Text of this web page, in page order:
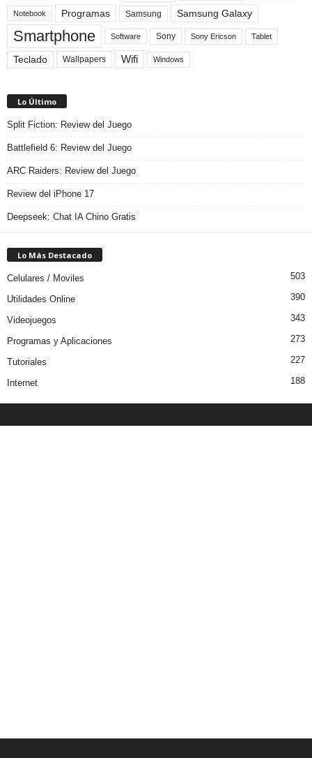
Notebook Programas Samsung Samsung Galaxy
Smartphone Software Sony Sony Ericson Tablet
Teclado Wallpapers Wifi Windows
Lo Último
Split Fiction: Review del Juego
Battlefield 6: Review del Juego
ARC Raiders: Review del Juego
Review del iPhone 17
Deepseek: Chat IA Chino Gratis
Lo Más Destacado
Celulares / Moviles 503
Utilidades Online 390
Videojuegos 343
Programas y Aplicaciones 273
Tutoriales 227
Internet 188